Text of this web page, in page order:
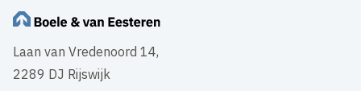
Laan van Vredenoord 14,
2289 DJ Rijswijk